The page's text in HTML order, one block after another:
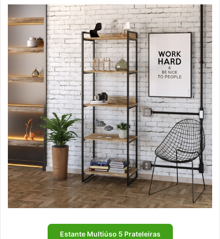
Estante Multiúso 5 Prateleiras